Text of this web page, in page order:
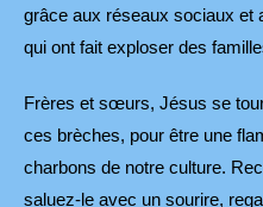
grâce aux réseaux sociaux et
qui ont fait exploser des
Frères et sœurs, Jésus se
ces brèches, pour être une
charbons de notre culture.
saluez-le avec un sourire,